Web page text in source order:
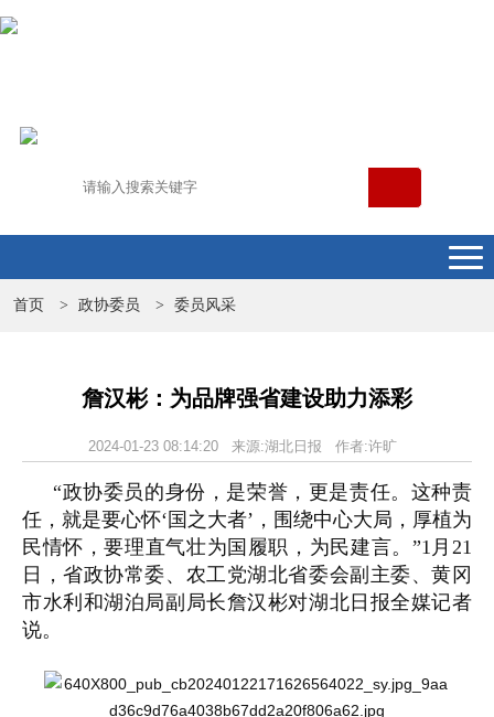
首页 > 政协委员 > 委员风采
詹汉彬：为品牌强省建设助力添彩
2024-01-23 08:14:20 来源:湖北日报 作者:许旷
“政协委员的身份，是荣誉，更是责任。这种责
任，就是要心怀‘国之大者’，围绕中心大局，厚植为
民情怀，要理直气壮为国履职，为民建言。”1月21
日，省政协常委、农工党湖北省委会副主委、黄冈
市水利和湖泊局副局长詹汉彬对湖北日报全媒记者
说。